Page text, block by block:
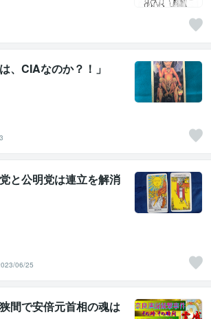
、CIAなのか？！」
と公明党は連立を解消
06/25
間で安倍元首相の魂は